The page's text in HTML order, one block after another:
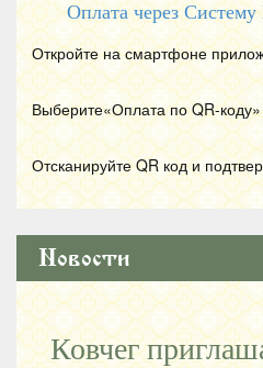
Оплата через
Откройте на смартфоне
Выберите«Оплата по QR-коду»
Отсканируйте QR код и
Новости
Ковчег